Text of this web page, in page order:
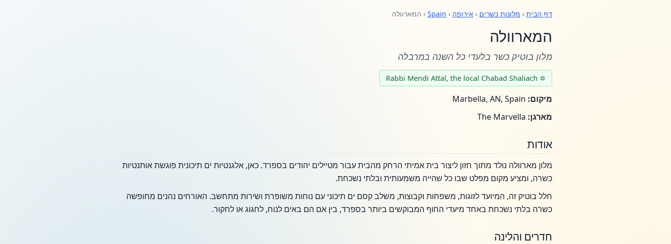
דף הבית › מלונות כשרים › אירופה ›
Spain › המארוולה
המארוולה
מלון בוטיק כשר בלעדי כל השנה במרבלה
✡ Rabbi Mendi Attal, the local Chabad Shaliach
מיקום:
מארגן:
אודות
מלון מארוולה נולד מתוך חזון ליצור בית אמיתי הרחק מהבית עבור מטיילים יהודים בספרד. כאן, אלגנטיות ים תיכונית פוגשת אותנטיות
כשרה, ומציע מקום מפלט שבו כל שהייה משמעותית ובלתי נשכחת.
חלל בוטיק זה, המיועד לזוגות, משפחות וקבוצות, משלב קסם ים תיכוני עם נוחות משופרת ושירות מתחשב. האורחים נהנים מחופשה
כשרה בלתי נשכחת באחד מיעדי החוף המבוקשים ביותר בספרד, בין אם הם באים לנוח, לחגוג או לחקור.
חדרים והלינה